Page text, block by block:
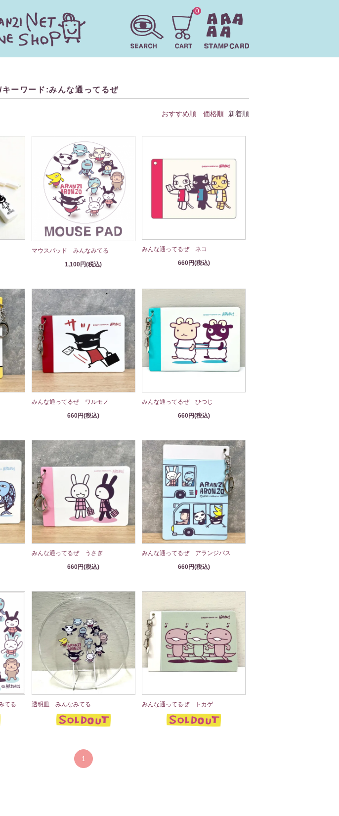
0
ーワード:みんな通ってるぜ
おすすめ順 価格順 新着順
マウスパッド みんなみてる
1,100円(税込)
みんな通ってるぜ ネコ
660円(税込)
みんな通ってるぜ ワルモノ
660円(税込)
みんな通ってるぜ ひつじ
660円(税込)
みんな通ってるぜ うさぎ
660円(税込)
みんな通ってるぜ アランジバス
660円(税込)
てる 透明皿 みんなみてる みんな通ってるぜ トカゲ
1